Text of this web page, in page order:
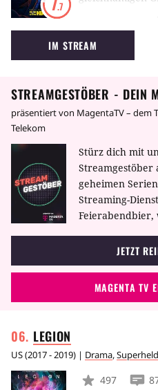
.7
von Alan Moore
The Leftovers-
fungiert als
Adaption, die
beeinflusst
IM STREAM
STREAMGESTÖBER - DEIN
präsentiert von MagentaTV – dem
Telekom
Stürz dich mit
geheimen
Streaming-
JETZT
MAGENTA TV
LEGION
US(2017 - 2019) | Drama,
497